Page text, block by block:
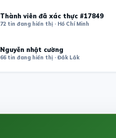
Thành viên đã xác thực #17849
72 tin đang hiển thị · Hồ Chí Minh
Nguyễn nhật cường
66 tin đang hiển thị · Đắk Lắk